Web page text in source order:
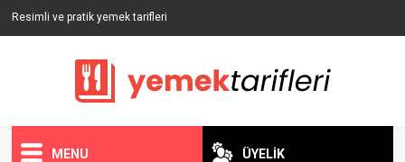
Resimli ve pratik yemek tarifleri
MENU ÜYELİK